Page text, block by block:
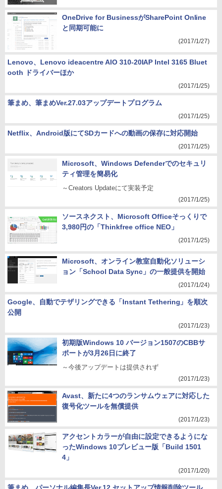
OneDrive for BusinessがSharePoint Online
と同期可能に
(2017/1/27)
Lenovo、Lenovo ideacentre AIO 310-20IAP Intel 3165 Bluet
ooth ドライバーほか
(2017/1/25)
筆まめ、筆まめVer.27.03アップデートプログラム
(2017/1/25)
Netflix、Android版にてSDカードへの動画の保存に対応開始
(2017/1/25)
Microsoft、Windows Defenderでのセキュリ
ティ管理を簡易化
～Creators Updateにて実装予定
(2017/1/25)
ソースネクスト、Microsoft Officeそっくりで
3,980円の「Thinkfree office NEO」
(2017/1/25)
Microsoft、オンライン教室自動化ソリューシ
ョン「School Data Sync」の一般提供を開始
(2017/1/24)
Google、自動でテザリングできる「Instant Tethering」を順次
公開
(2017/1/23)
初期版Windows 10 バージョン1507のCBBサ
ポートが3月26日に終了
～今後アップデートは提供されず
(2017/1/23)
Avast、新たに4つのランサムウェアに対応した
復号化ツールを無償提供
(2017/1/23)
アクセントカラーが自由に設定できるようにな
ったWindows 10プレビュー版「Build 1501
4」
(2017/1/20)